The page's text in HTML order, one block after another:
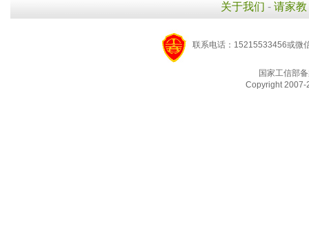
关于我们 - 请家教
联系电话：15215533456或微
国家工信部
Copyright 2007-